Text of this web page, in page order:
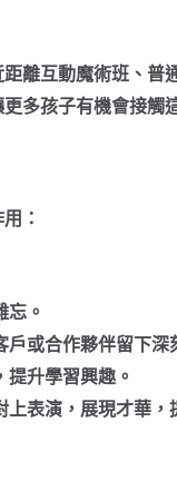
離互動魔術班、普
多孩子有機會接觸
：
。
或合作夥伴留下深
升學習興趣。
表演，展現才華，